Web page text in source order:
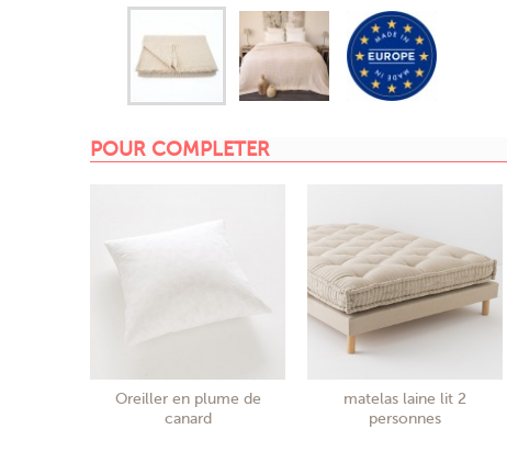
POUR COMPLETER
Oreiller en plume de
canard
matelas laine lit 2
personnes